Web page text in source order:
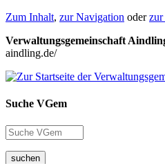
Zum Inhalt, zur Navigation oderzur
Verwaltungsgemeinschaft
aindling.de/
Suche VGem
suchen